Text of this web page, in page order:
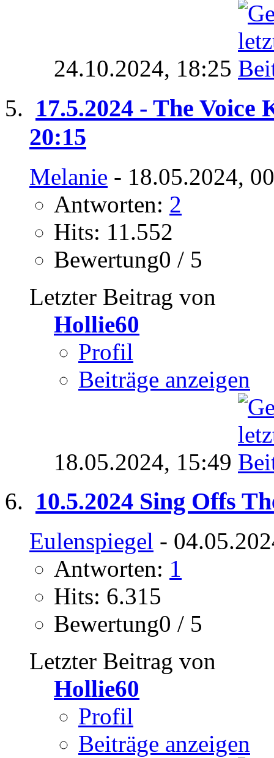
24.10.2024, 18:25
17.5.2024 - The Voice
20:15
Melanie - 18.05.2024,
Antworten: 2
Hits: 11.552
Bewertung0 / 5
Letzter Beitrag von
Hollie60
Profil
Beiträge anzeigen
18.05.2024, 15:49
10.5.2024 Sing Offs
Eulenspiegel -
Antworten: 1
Hits: 6.315
Bewertung0 / 5
Letzter Beitrag von
Hollie60
Profil
Beiträge anzeigen